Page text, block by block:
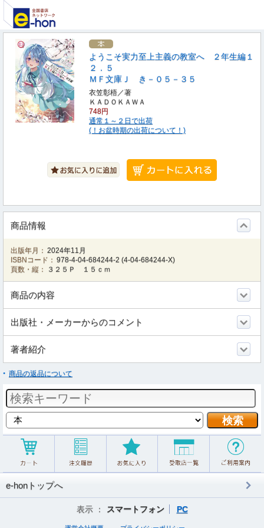
ようこそ実力至上主義の教室へ ２年生編１
２．５
ＭＦ文庫Ｊ き－０５－３５
衣笠彰梧／著
ＫＡＤＯＫＡＷＡ
748円
通常１～２日で出荷
(！お盆時期の出荷について！)
商品情報
出版年月： 2024年11月
ISBNコード： 978-4-04-684244-2 (4-04-684244-X)
頁数・縦：
３２５Ｐ １５ｃｍ
商品の内容
出版社・メーカーからのコメント
著者紹介
商品の返品について
e-honトップへ
表示 ： スマートフォン PC